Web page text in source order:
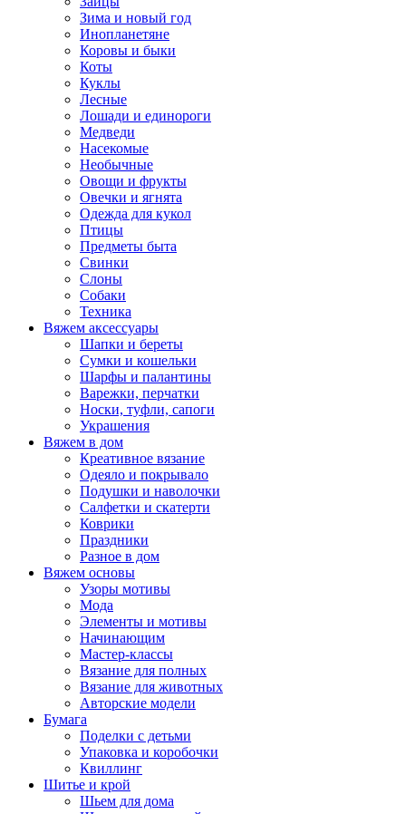
Зима и новый год
Инопланетяне
Коровы и быки
Коты
Куклы
Лесные
Лошади и единороги
Медведи
Насекомые
Необычные
Овощи и фрукты
Овечки и ягнята
Одежда для кукол
Птицы
Предметы быта
Свинки
Слоны
Собаки
Техника
Вяжем аксессуары
Шапки и береты
Сумки и кошельки
Шарфы и палантины
Варежки, перчатки
Носки, туфли, сапоги
Украшения
Вяжем в дом
Креативное вязание
Одеяло и покрывало
Подушки и наволочки
Салфетки и скатерти
Коврики
Праздники
Разное в дом
Вяжем основы
Узоры мотивы
Мода
Элементы и мотивы
Начинающим
Мастер-классы
Вязание для полных
Вязание для животных
Авторские модели
Бумага
Поделки с детьми
Упаковка и коробочки
Квиллинг
Шитье и крой
Шьем для дома